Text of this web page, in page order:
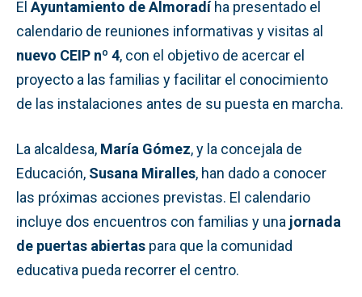
El Ayuntamiento de Almoradíha presentado el
calendario de reuniones informativas y visitas al
nuevo CEIP nº 4, con el objetivo de acercar el
proyecto a las familias y facilitar el conocimiento
de las instalaciones antes de su puesta en marcha.
La alcaldesa, María Gómez, y la concejala de
Educación, Susana Miralles, han dado a conocer
las próximas acciones previstas. El calendario
incluye dos encuentros con familias y una jornada
de puertas abiertas para que la comunidad
educativa pueda recorrer el centro.